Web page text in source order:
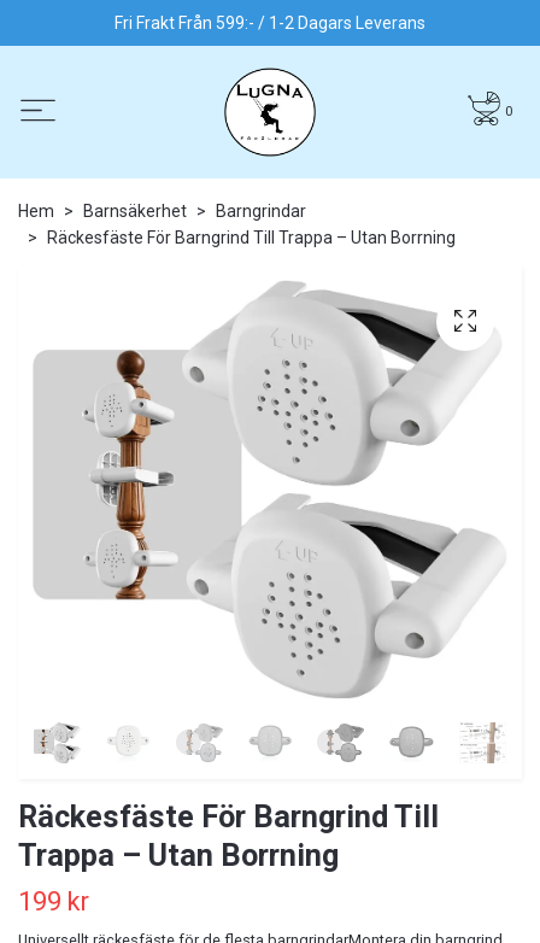
Fri Frakt Från 599:- / 1-2 Dagars Leverans
0
Hem Barnsäkerhet
Barngrindar
Räckesfäste För Barngrind Till Trappa – Utan Borrning
Räckesfäste För Barngrind Till
Trappa – Utan Borrning
199 kr